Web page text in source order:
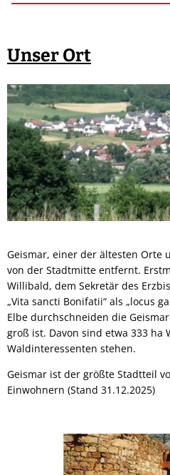
Unser Ort
Geismar, einer der ältesten Orte
von der Stadtmitte entfernt.
Willibald, dem Sekretär des
„Vita sancti Bonifatii“ als „locus
Elbe durchschneiden die
groß ist. Davon sind etwa 333 ha
Waldinteressenten stehen.
Geismar ist der größte Stadtteil
Einwohnern (Stand 31.12.2025)